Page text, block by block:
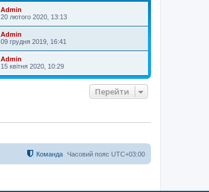
Admin
20 лютого 2020, 13:13
Admin
09 грудня 2019, 16:41
Admin
15 квітня 2020, 10:29
Перейти
Часовий пояс UTC+03:00
Команда